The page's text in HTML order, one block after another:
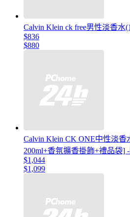
Calvin Klein ck free男性淡香水
$836
$880
Calvin Klein CK ONE中性淡
200ml+香氛擴香掛飾+禮品袋]
$1,044
$1,099